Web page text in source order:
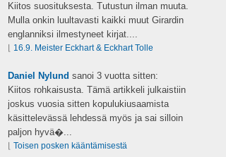
Kiitos suosituksesta. Tutustun ilman muuta.
Mulla onkin luultavasti kaikki muut Girardin
englanniksi ilmestyneet kirjat....
16.9. Meister Eckhart & Eckhart Tolle
Daniel Nylund sanoi 3 vuotta sitten:
Kiitos rohkaisusta. Tämä artikkeli julkaistiin
joskus vuosia sitten kopulukiusaamista
käsittelevässä lehdessä myös ja sai silloin
paljon hyvä�...
Toisen posken kääntämisestä